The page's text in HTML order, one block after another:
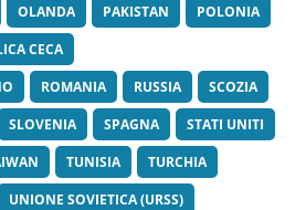
OLANDA PAKISTAN
POLONIA
CECA
ROMANIA RUSSIA
SCOZIA
SLOVENIA SPAGNA
STATI UNITI
TUNISIA
TURCHIA
UNIONE SOVIETICA (URSS)